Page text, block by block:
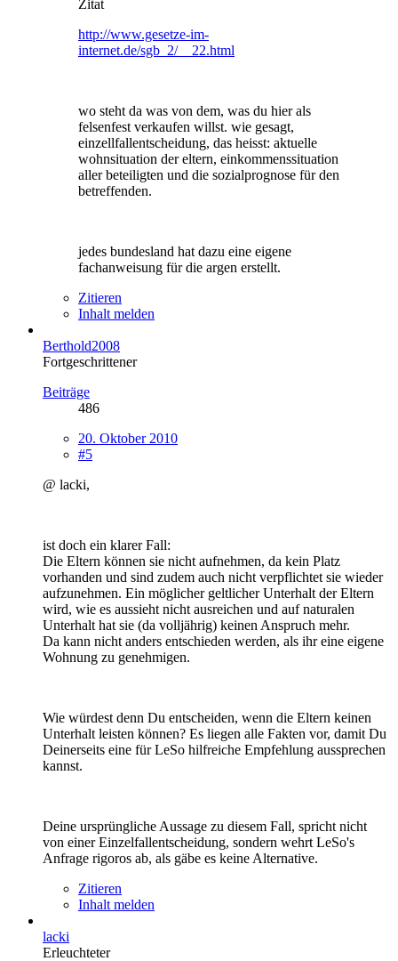
Zitat
http://www.gesetze-im-
internet.de/sgb_2/__22.html
wo steht da was von dem, was du hier als
felsenfest verkaufen willst. wie gesagt,
einzellfallentscheidung, das heisst: aktuelle
wohnsituation der eltern, einkommenssituation
aller beteiligten und die sozialprognose für den
betreffenden.
jedes bundesland hat dazu eine eigene
fachanweisung für die argen erstellt.
Zitieren
Inhalt melden
Berthold2008
Fortgeschrittener
Beiträge
486
20. Oktober 2010
#5
@ lacki,
ist doch ein klarer Fall:
Die Eltern können sie nicht aufnehmen, da kein Platz
vorhanden und sind zudem auch nicht verpflichtet sie wieder
aufzunehmen. Ein möglicher geltlicher Unterhalt der Eltern
wird, wie es aussieht nicht ausreichen und auf naturalen
Unterhalt hat sie (da volljährig) keinen Anspruch mehr.
Da kann nicht anders entschieden werden, als ihr eine eigene
Wohnung zu genehmigen.
Wie würdest denn Du entscheiden, wenn die Eltern keinen
Unterhalt leisten können? Es liegen alle Fakten vor, damit Du
Deinerseits eine für LeSo hilfreiche Empfehlung aussprechen
kannst.
Deine ursprüngliche Aussage zu diesem Fall, spricht nicht
von einer Einzelfallentscheidung, sondern wehrt LeSo's
Anfrage rigoros ab, als gäbe es keine Alternative.
Zitieren
Inhalt melden
lacki
Erleuchteter